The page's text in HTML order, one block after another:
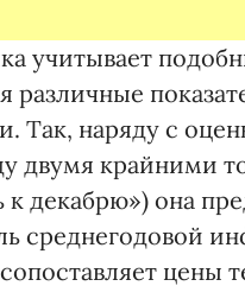
учитывает
различные
Так, наряду с
двумя крайними
к декабрю») она
среднегодовой
цены